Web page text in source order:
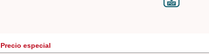
Precio especial